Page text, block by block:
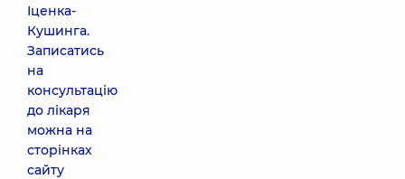
Іценка-
Кушинга.
Записатись
на
консультацію
до лікаря
можна на
сторінках
сайту